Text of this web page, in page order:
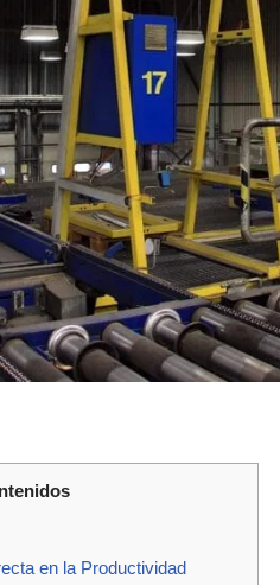
en la Productividad